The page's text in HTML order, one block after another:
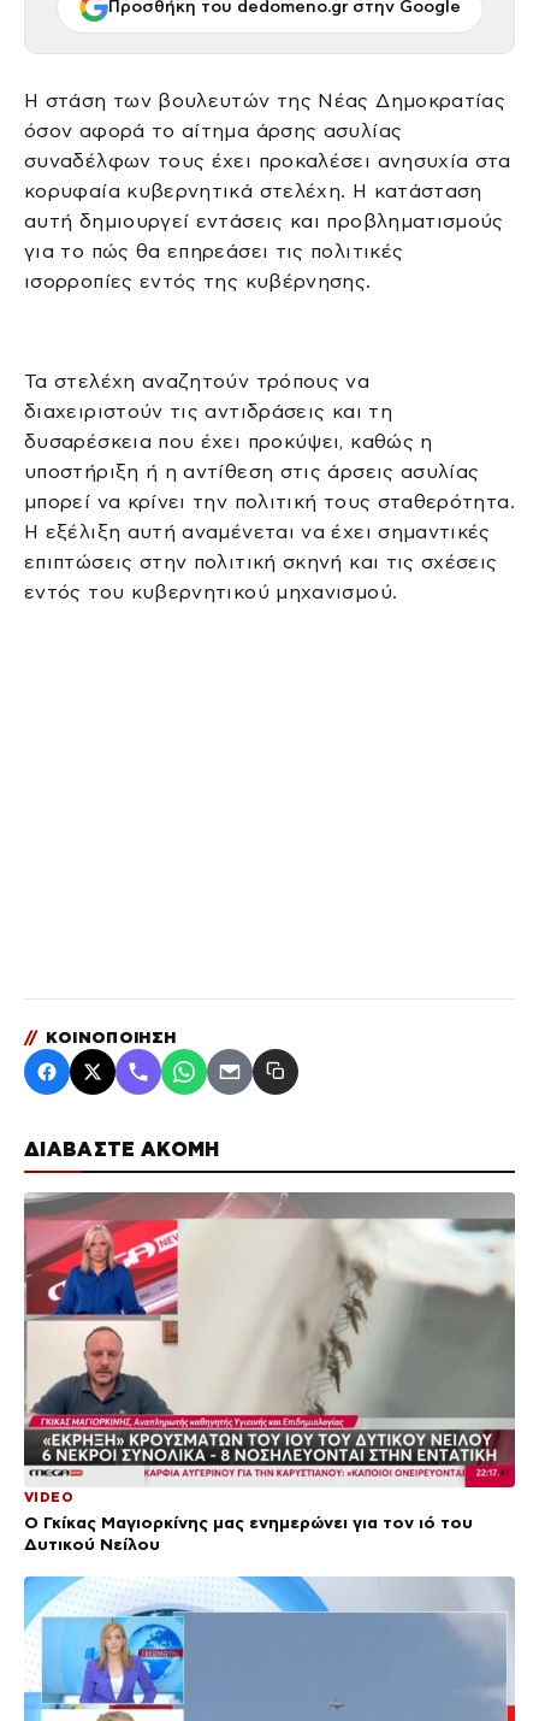
ΔΙΑΒΑΣΤΕ ΑΚΟΜΗ
VIDEO
Ο Γκίκας Μαγιορκίνης μας ενημερώνει για τον ιό του
Δυτικού Νείλου
Προσθήκη του dedomeno.gr στην Google
Η στάση των βουλευτών της Νέας Δημοκρατίας
όσον αφορά το αίτημα άρσης ασυλίας
συναδέλφων τους έχει προκαλέσει ανησυχία στα
κορυφαία κυβερνητικά στελέχη. Η κατάσταση
αυτή δημιουργεί εντάσεις και προβληματισμούς
για το πώς θα επηρεάσει τις πολιτικές
ισορροπίες εντός της κυβέρνησης.
Τα στελέχη αναζητούν τρόπους να
διαχειριστούν τις αντιδράσεις και τη
δυσαρέσκεια που έχει προκύψει, καθώς η
υποστήριξη ή η αντίθεση στις άρσεις ασυλίας
μπορεί να κρίνει την πολιτική τους σταθερότητα.
Η εξέλιξη αυτή αναμένεται να έχει σημαντικές
επιπτώσεις στην πολιτική σκηνή και τις σχέσεις
εντός του κυβερνητικού μηχανισμού.
// ΚΟΙΝΟΠΟΙΗΣΗ